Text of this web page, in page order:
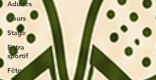
Adultes
Cours
Stage
Extra
sportif
Fête